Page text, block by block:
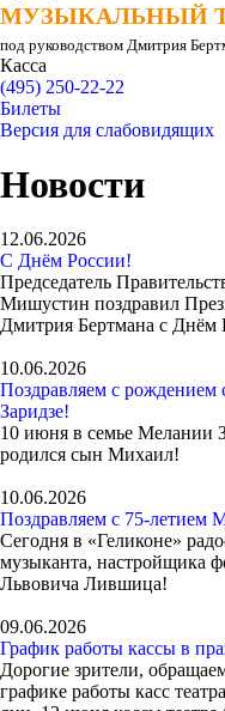
МУЗЫКАЛЬНЫЙ
МУЗЫКАЛЬНЫЙ
под руководством Дмитрия
Касса
(495) 250-22-22
Билеты
Версия для слабовидящих
Новости
12.06.2026
С Днём России!
Председатель
Мишустин поздравил
Дмитрия Бертмана с Днём
10.06.2026
Поздравляем с
Заридзе!
10 июня в семье Мелании
родился сын Михаил!
10.06.2026
Поздравляем с 75-летием
Сегодня в «Геликоне»
музыканта, настройщика
Львовича Лившица!
09.06.2026
График работы кассы в
Дорогие зрители,
графике работы касс